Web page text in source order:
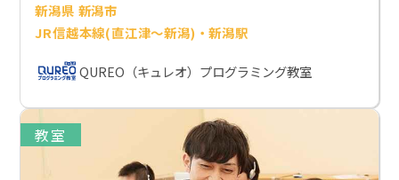
新潟県 新潟市
JR信越本線(直江津～新潟)・新潟駅
QUREO（キュレオ）プログラミング教室
教室